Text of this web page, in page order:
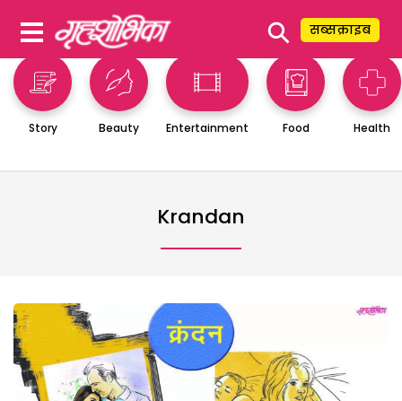
⚲ सब्सक्राइब
Story Beauty Entertainment Food Health
Krandan